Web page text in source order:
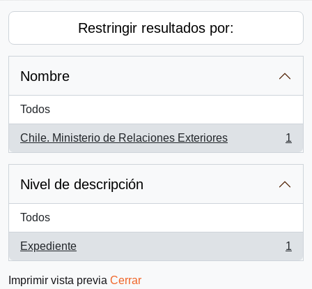
Restringir resultados por:
Nombre
Todos
Chile. Ministerio de Relaciones Exteriores
, 1 resultados
1
Nivel de descripción
Todos
Expediente
, 1 resultados
1
Imprimir vista previa Cerrar